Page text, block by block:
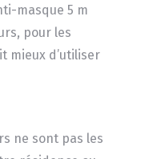
masque 5 m
pour les
mieux d’utiliser
ne sont pas les